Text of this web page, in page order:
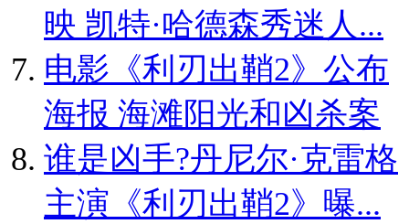
映 凯特·哈德森秀迷人...
电影《利刃出鞘2》公布
海报 海滩阳光和凶杀案
谁是凶手?丹尼尔·克雷格
主演《利刃出鞘2》曝...